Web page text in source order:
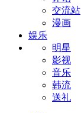
交流站
漫画
娱乐
明星
影视
音乐
韩流
送礼